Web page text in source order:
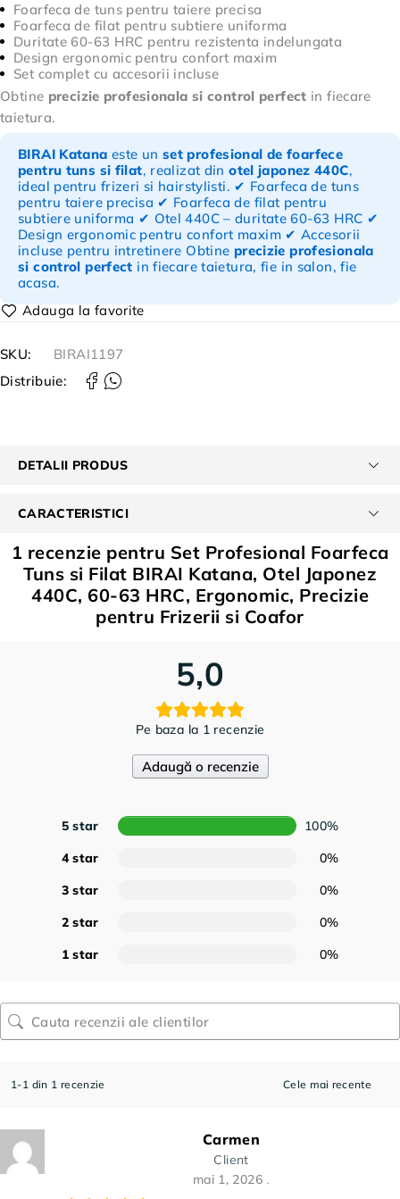
Foarfeca de tuns pentru taiere precisa
Foarfeca de filat pentru subtiere uniforma
Duritate 60-63 HRC pentru rezistenta indelungata
Design ergonomic pentru confort maxim
Set complet cu accesorii incluse
Obtine precizie profesionala si control perfect in fiecare
taietura.
BIRAI Katana este un set profesional de foarfece
pentru tuns si filat, realizat dinotel japonez 440C,
ideal pentru frizeri si hairstylisti. ✔ Foarfeca de tuns
pentru taiere precisa ✔ Foarfeca de filat pentru
subtiere uniforma ✔ Otel 440C – duritate 60-63 HRC ✔
Design ergonomic pentru confort maxim ✔ Accesorii
incluse pentru intretinere Obtine precizie profesionala
si control perfect in fiecare taietura, fie in salon, fie
acasa.
SKU:
BIRAI1197
Distribuie:
DETALII PRODUS
CARACTERISTICI
1 recenzie pentru Set Profesional Foarfeca
Tuns si Filat BIRAI Katana, Otel Japonez
440C, 60-63 HRC, Ergonomic, Precizie
pentru Frizerii si Coafor
5,0
Pe baza la 1 recenzie
Adaugă o recenzie
5 star
100%
4 star
0%
3 star
0%
2 star
0%
1 star
0%
1-1 din 1 recenzie
Carmen
Client
mai 1, 2026